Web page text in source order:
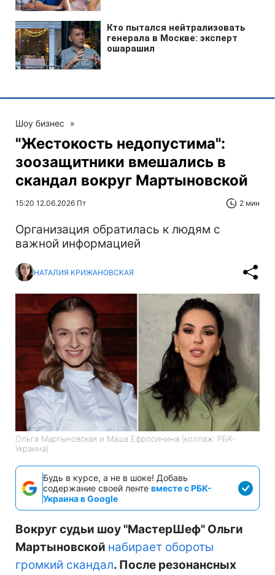
Шоу бизнес »
"Жестокость недопустима":
зоозащитники вмешались в
скандал вокруг Мартыновской
15:20 12.06.2026 Пт 2 мин
Организация обратилась к людям с
важной информацией
НАТАЛИЯ КРИЖАНОВСКАЯ
Ольга Мартыновская и Маша Ефросинина (коллаж: РБК-
Украина)
Будь в курсе, а не в шоке! Добавь
содержание своей ленте вместе с РБК-
Украина в Google
Вокруг судьи шоу "МастерШеф" Ольги
Мартыновской набирает обороты
громкий скандал. После резонансных